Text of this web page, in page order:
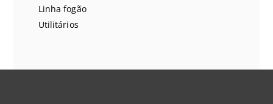
Linha fogão
Utilitários